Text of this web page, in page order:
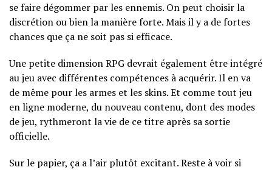
se faire dégommer par les ennemis. On peut choisir la
discrétion ou bien la manière forte. Mais il y a de fortes
chances que ça ne soit pas si efficace.
Une petite dimension RPG devrait également être intégré
au jeu avec différentes compétences à acquérir. Il en va
de même pour les armes et les skins. Et comme tout jeu
en ligne moderne, du nouveau contenu, dont des modes
de jeu, rythmeront la vie de ce titre après sa sortie
officielle.
Sur le papier, ça a l’air plutôt excitant. Reste à voir si